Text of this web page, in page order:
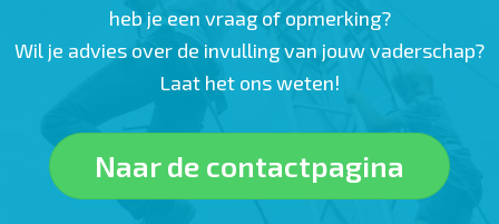
heb je een vraag of opmerking?
Wil je advies over de invulling van jouw vaderschap?
Laat het ons weten!
Naar de contactpagina